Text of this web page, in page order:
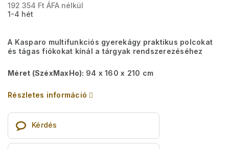
192 354 Ft ÁFA nélkül
1-4 hét
A Kasparo multifunkciós gyerekágy praktikus polcokat
és tágas fiókokat kínál a tárgyak rendszerezéséhez
Méret (SzéxMaxHo): 94 x 160 x 210 cm
Részletes információ
Kérdés